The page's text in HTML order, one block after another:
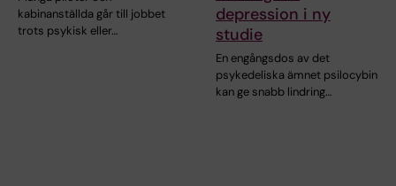
kabinanställda går till jobbet
trots psykisk eller…
depression i ny
studie
En engångsdos av det
psykedeliska ämnet psilocybin
kan ge snabb lindring…